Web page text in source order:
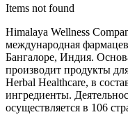
Items not found
Himalaya Wellness
международная
Бангалоре, Индия.
производит продукты
Herbal Healthcare, в
ингредиенты.
осуществляется в 106